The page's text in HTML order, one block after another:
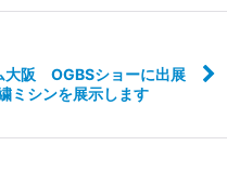
阪 OGBSショーに出展
ミシンを展示します